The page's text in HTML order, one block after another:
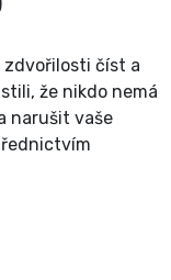
zdvořilosti číst a
že nikdo nemá
narušit vaše